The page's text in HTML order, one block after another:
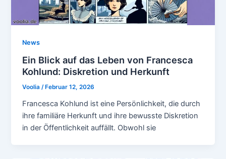
News
Ein Blick auf das Leben von Francesca
Kohlund: Diskretion und Herkunft
Voolia /Februar 12, 2026
Francesca Kohlund ist eine Persönlichkeit, die durch
ihre familiäre Herkunft und ihre bewusste Diskretion
in der Öffentlichkeit auffällt. Obwohl sie